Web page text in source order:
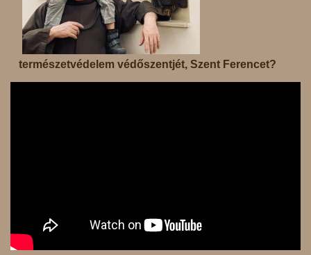
természetvédelem védőszentjét, Szent Ferencet?